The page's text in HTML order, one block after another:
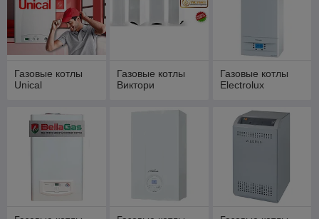
Газовые котлы
Unical
Газовые котлы
Виктори
Газовые котлы
Electrolux